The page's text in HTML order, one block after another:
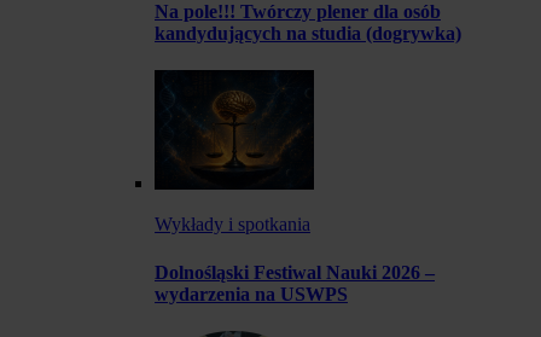
Na pole!!! Twórczy plener dla osób
kandydujących na studia (dogrywka)
Wykłady i spotkania
Dolnośląski Festiwal Nauki 2026 –
wydarzenia na USWPS